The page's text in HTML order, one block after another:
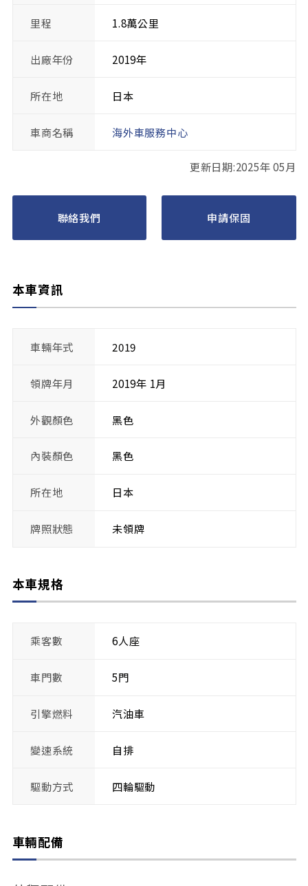
里程 1.8萬公里
出廠年份 2019年
所在地 日本
車商名稱 海外車服務中心
更新日期:2025年 05月
聯絡我們 申請保固
本車資訊
車輛年式 2019
領牌年月 2019年 1月
外觀顏色 黑色
內裝顏色 黑色
所在地 日本
牌照狀態 未領牌
本車規格
乘客數 6人座
車門數 5門
引擎燃料 汽油車
變速系統 自排
驅動方式 四輪驅動
車輛配備